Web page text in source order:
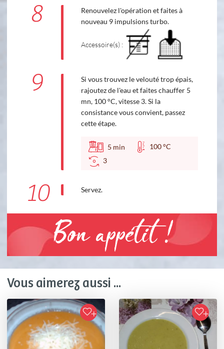
8
Renouvelez l'opération et faites à
nouveau 9 impulsions turbo.
Accessoire(s) :
9
Si vous trouvez le velouté trop épais,
rajoutez de l'eau et faites chauffer 5
mn, 100 °C, vitesse 3. Si la
consistance vous convient, passez
cette étape.
5 min
100 °C
3
10 Servez.
Bon appétit !
Vous aimerez aussi ...